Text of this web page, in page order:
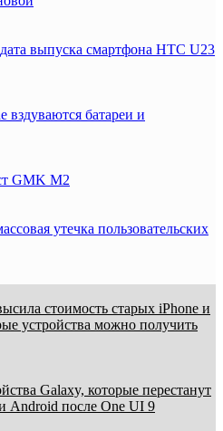
выпуска смартфона HTC U23
вздуваются батареи и
GMK M2
утечка пользовательских
стоимость старых iPhone и
устройства можно получить
Galaxy, которые перестанут
Android после One UI 9